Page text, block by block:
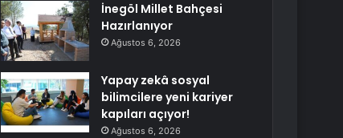
İnegöl Millet Bahçesi
Hazırlanıyor
Ağustos 6, 2026
Yapay zekâ sosyal
bilimcilere yeni kariyer
kapıları açıyor!
Ağustos 6, 2026